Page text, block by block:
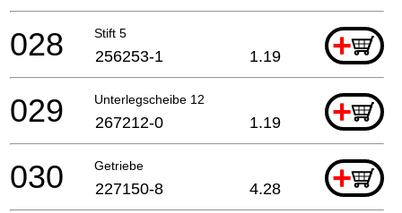
Stift 5 +
028 256253-1 1.19
Unterlegscheibe 12 +
029 267212-0 1.19
Getriebe +
030 227150-8 4.28